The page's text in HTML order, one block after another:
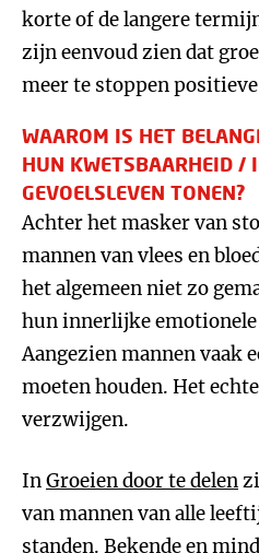
korte of de langere
zijn eenvoud zien dat
meer te stoppen
WAAROM IS HET
HUN KWETSBAARHEID /
GEVOELSLEVEN TONEN?
Achter het masker van
mannen van vlees en
het algemeen niet zo
hun innerlijke
Aangezien mannen vaak
moeten houden. Het
verzwijgen.
InGroeien door te delen
van mannen van alle
standen. Bekende en